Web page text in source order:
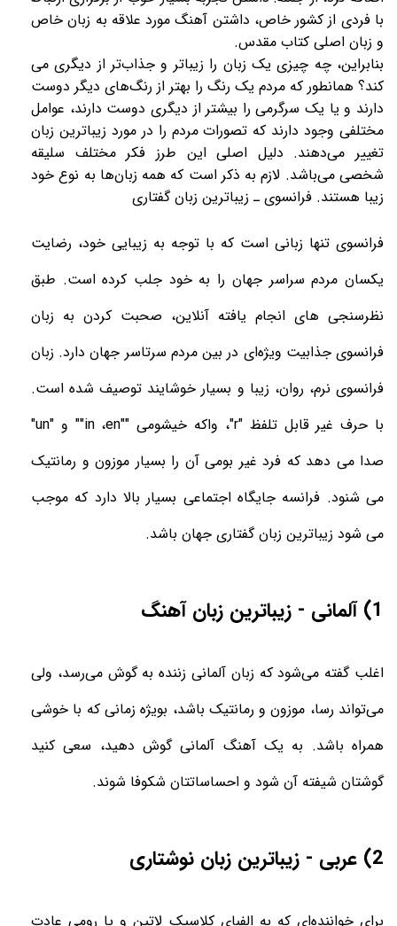
با فردی از کشور خاص، داشتن آهنگ مورد علاقه به زبان خاص
و زبان اصلی کتاب مقدس.
بنابراین، چه چیزی یک زبان را زیباتر و جذاب‌تر از دیگری می
کند؟ همانطور که مردم یک رنگ را بهتر از رنگ‌های دیگر دوست
دارند و یا یک سرگرمی را بیشتر از دیگری دوست دارند، عوامل
مختلفی وجود دارند که تصورات مردم را در مورد زیباترین زبان
تغییر می‌دهند. دلیل اصلی این طرز فکر مختلف سلیقه
شخصی می‌باشد. لازم به ذکر است که همه زبان‌ها به نوع خود
زیبا هستند. فرانسوی ـ زیباترین زبان گفتاری
فرانسوی تنها زبانی است که با توجه به زیبایی خود، رضایت
یکسان مردم سراسر جهان را به خود جلب کرده است. طبق
نظرسنجی های انجام یافته آنلاین، صحبت کردن به زبان
فرانسوی جذابیت ویژه‌ای در بین مردم سرتاسر جهان دارد. زبان
فرانسوی نرم، روان، زیبا و بسیار خوشایند توصیف شده است.
با حرف غیر قابل تلفظ "r"، واکه خیشومی "en"،"in" و "un
"
صدا می دهد که فرد غیر بومی آن را بسیار موزون و رمانتیک
می شنود. فرانسه جایگاه اجتماعی بسیار بالا دارد که موجب
می شود زیباترین زبان گفتاری جهان باشد.
1) آلمانی - زیباترین زبان آهنگ
اغلب گفته می‌شود که زبان آلمانی زننده به گوش می‌رسد، ولی
می‌تواند رسا، موزون و رمانتیک باشد، بویژه زمانی که با خوشی
همراه باشد. به یک آهنگ آلمانی گوش دهید، سعی کنید
گوشتان شیفته آن شود و احساساتتان شکوفا شوند.
2) عربی - زیباترین زبان نوشتاری
برای خواننده‌ای که به الفبای کلاسیک لاتین و یا رومی عادت